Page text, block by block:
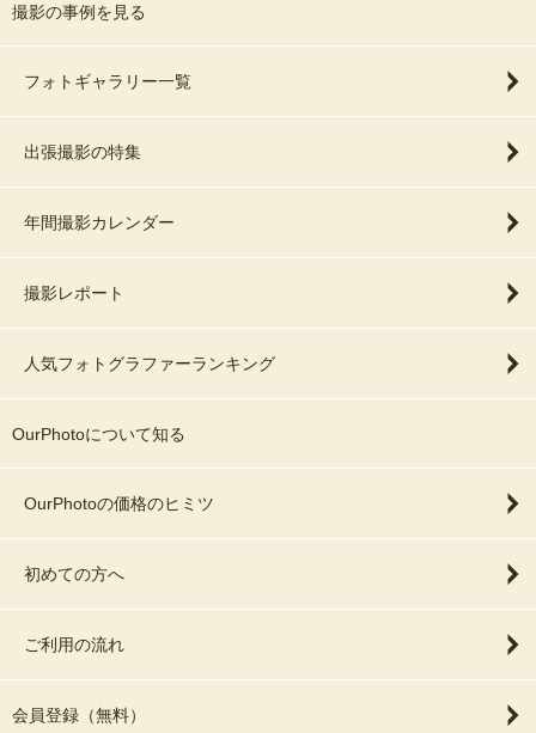
撮影の事例を見る
フォトギャラリー一覧
出張撮影の特集
年間撮影カレンダー
撮影レポート
人気フォトグラファーランキング
OurPhotoについて知る
OurPhotoの価格のヒミツ
初めての方へ
ご利用の流れ
会員登録（無料）